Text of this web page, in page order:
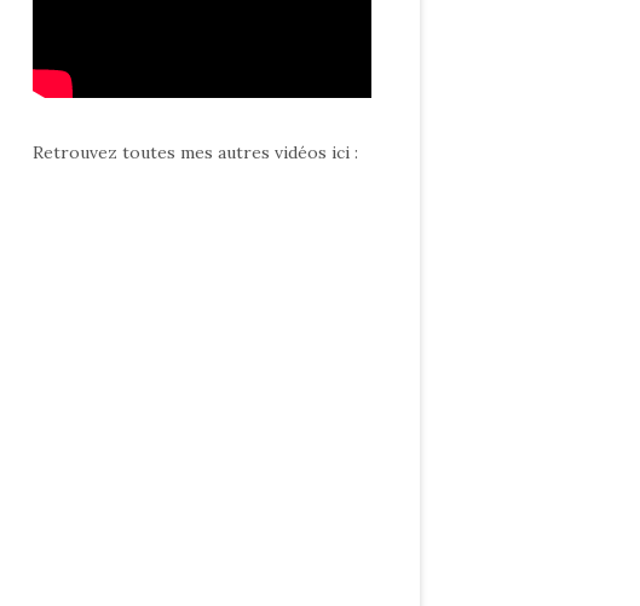
Retrouvez toutes mes autres vidéos ici :